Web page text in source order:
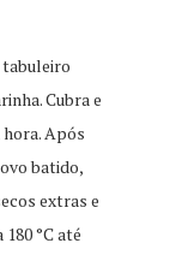
Cubra e
Após
batido,
extras e
°C até